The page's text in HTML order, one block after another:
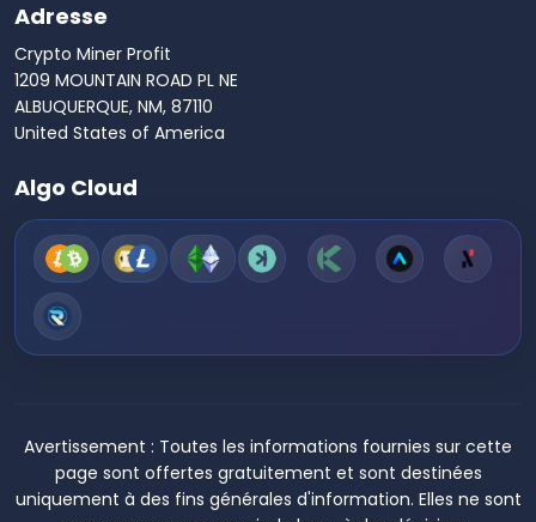
Adresse
Crypto Miner Profit
1209 MOUNTAIN ROAD PL NE
ALBUQUERQUE, NM, 87110
United States of America
Algo Cloud
Avertissement : Toutes les informations fournies sur cette
page sont offertes gratuitement et sont destinées
uniquement à des fins générales d'information. Elles ne sont